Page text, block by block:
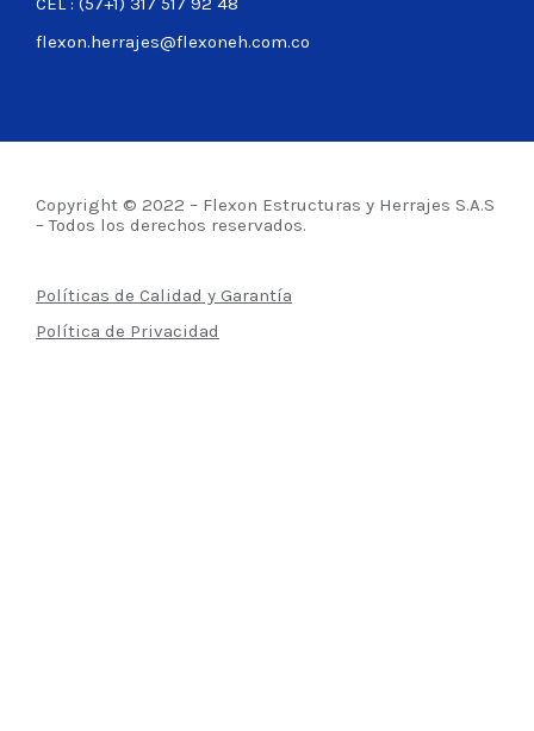
flexon.herrajes@flexoneh.com.co
Copyright © 2022 – Flexon Estructuras y Herrajes S.A.S
– Todos los derechos reservados.
Políticas de Calidad y Garantía
Política de Privacidad